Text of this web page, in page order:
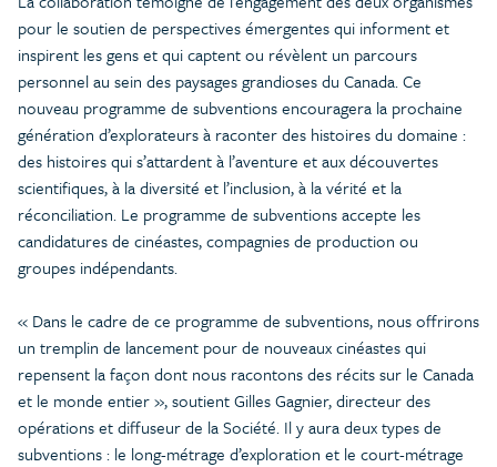
pour le soutien de perspectives émergentes qui informent et
inspirent les gens et qui captent ou révèlent un parcours
personnel au sein des paysages grandioses du Canada. Ce
nouveau programme de subventions encouragera la prochaine
génération d’explorateurs à raconter des histoires du domaine :
des histoires qui s’attardent à l’aventure et aux découvertes
scientifiques, à la diversité et l’inclusion, à la vérité et la
réconciliation. Le programme de subventions accepte les
candidatures de cinéastes, compagnies de production ou
groupes indépendants.
« Dans le cadre de ce programme de subventions, nous offrirons
un tremplin de lancement pour de nouveaux cinéastes qui
repensent la façon dont nous racontons des récits sur le Canada
et le monde entier », soutient Gilles Gagnier, directeur des
opérations et diffuseur de la Société. Il y aura deux types de
subventions : le long-métrage d’exploration et le court-métrage